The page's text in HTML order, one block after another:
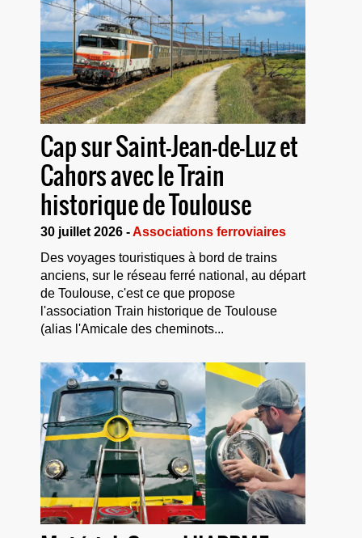
Cap sur Saint-Jean-de-Luz et
Cahors avec le Train
historique de Toulouse
30 juillet 2026 -Associations ferroviaires
Des voyages touristiques à bord de trains
anciens, sur le réseau ferré national, au départ
de Toulouse, c'est ce que propose
l'association Train historique de Toulouse
(alias l'Amicale des cheminots...